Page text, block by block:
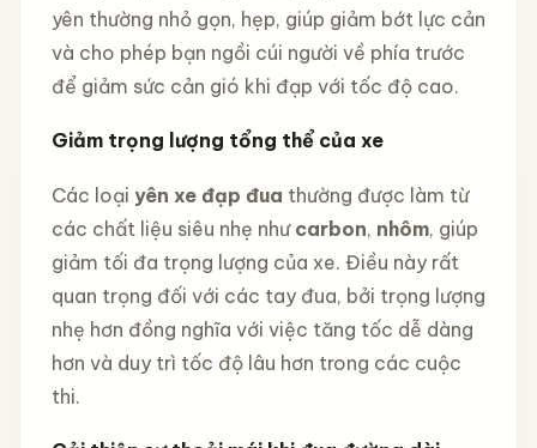
yên thường nhỏ gọn, hẹp, giúp giảm bớt lực cản
và cho phép bạn ngồi cúi người về phía trước
để giảm sức cản gió khi đạp với tốc độ cao.
Giảm trọng lượng tổng thể của xe
Các loại yên xe đạp đua thường được làm từ
các chất liệu siêu nhẹ như carbon, nhôm, giúp
giảm tối đa trọng lượng của xe. Điều này rất
quan trọng đối với các tay đua, bởi trọng lượng
nhẹ hơn đồng nghĩa với việc tăng tốc dễ dàng
hơn và duy trì tốc độ lâu hơn trong các cuộc
thi.